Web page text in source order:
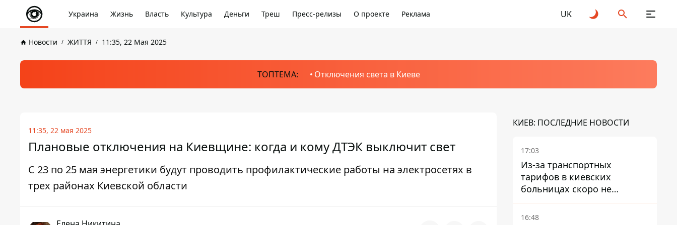
Украина Жизнь Власть Культура Деньги Треш Пресс-релизы О проекте Реклама UK
Новости ЖИТТЯ 11:35, 22 Мая 2025
ТОПТЕМА: Отключения света в Киеве
11:35, 22 мая 2025
Плановые отключения на Киевщине: когда и кому ДТЭК выключит свет
С 23 по 25 мая энергетики будут проводить профилактические работы на электросетях в
трех районах Киевской области
КИЕВ: ПОСЛЕДНИЕ НОВОСТИ
17:03
Из-за транспортных
тарифов в киевских
больницах скоро не
останется медсестер и
санитарок - профессор
16:48